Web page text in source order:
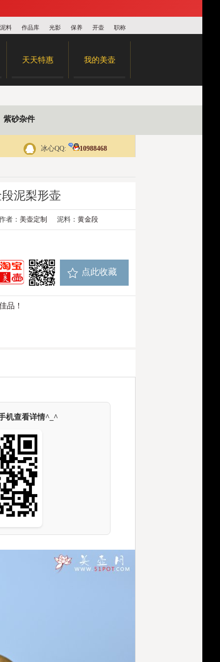
职称
开壶
保养
光影
作品库
泥料
天天特惠 我的美壶
紫砂杂件
冰心QQ: 10988468
泥梨形壶
者： 美壶定制 泥料： 黄金段
点此收藏
品！
机查看详情^_^